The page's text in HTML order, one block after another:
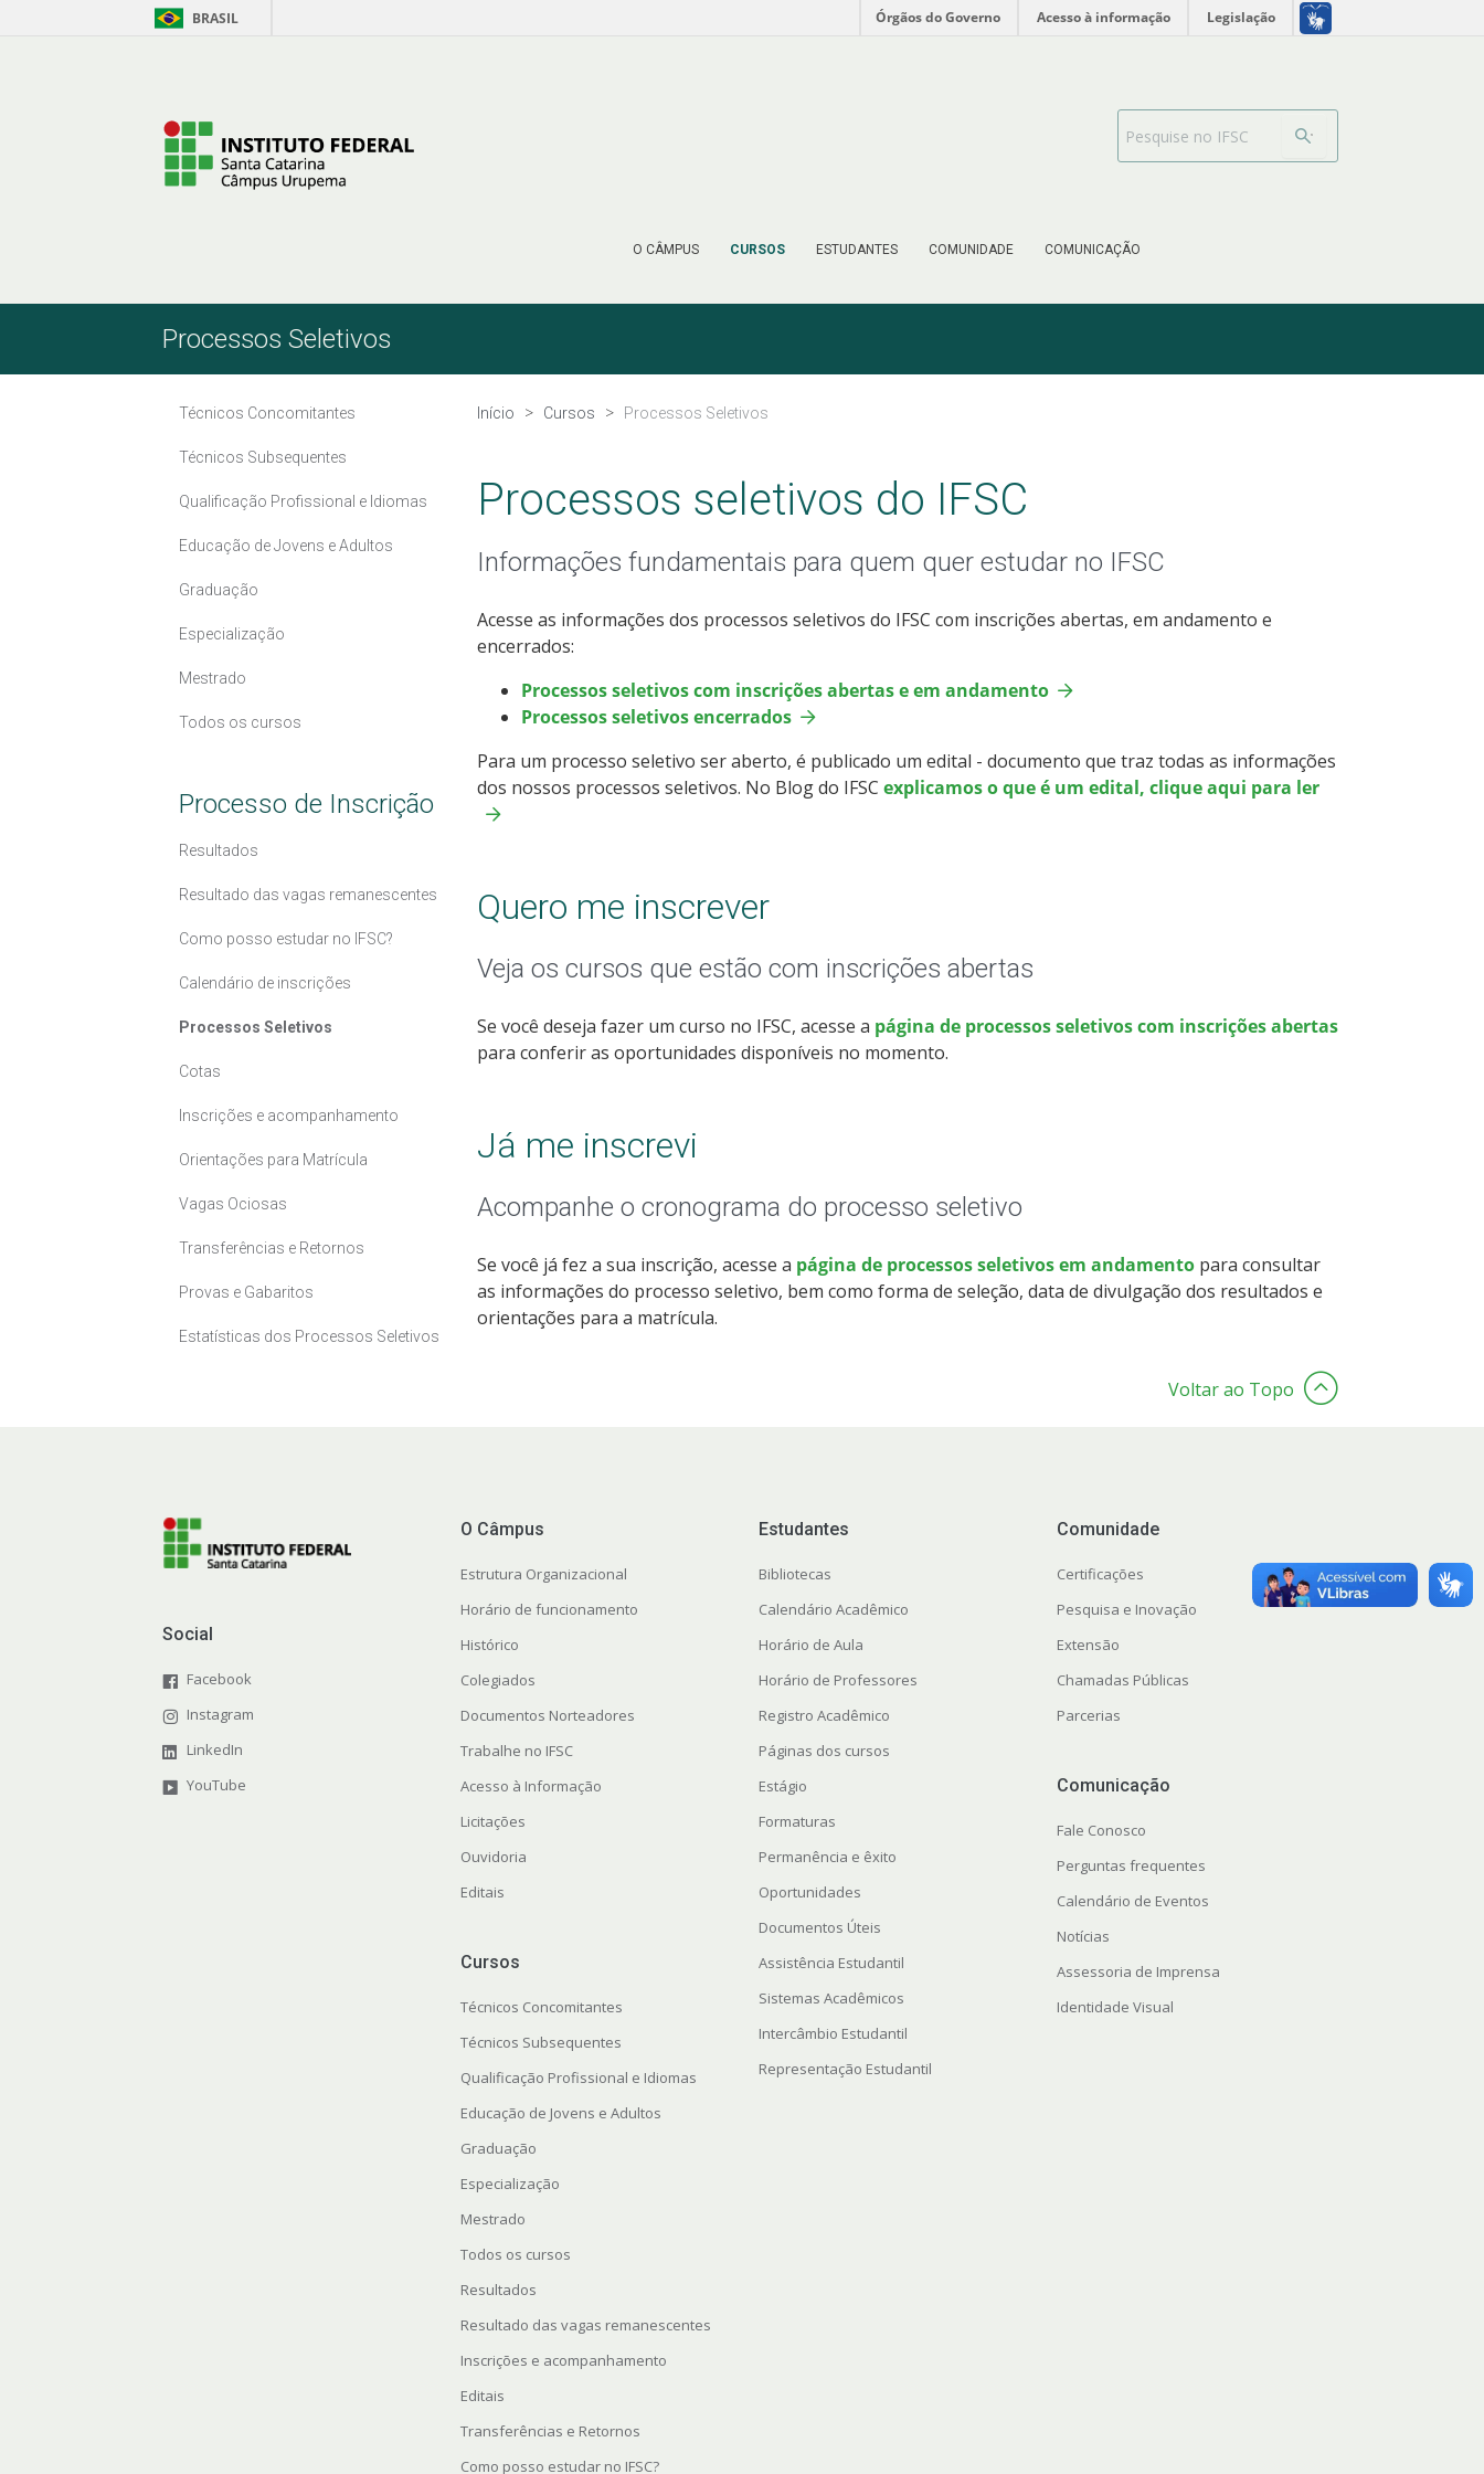
Pular para o Conteúdo BRASIL Órgãos do Governo Acesso à informação Legislação
O CÂMPUS CURSOS ESTUDANTES COMUNIDADE COMUNICAÇÃO
Barra de busca
Processos Seletivos
Técnicos Concomitantes
Técnicos Subsequentes
Qualificação Profissional e Idiomas
Educação de Jovens e Adultos
Graduação
Especialização
Mestrado
Todos os cursos
Processo de Inscrição
Resultados
Resultado das vagas remanescentes
Como posso estudar no IFSC?
Calendário de inscrições
Processos Seletivos
Cotas
Inscrições e acompanhamento
Orientações para Matrícula
Vagas Ociosas
Transferências e Retornos
Provas e Gabaritos
Estatísticas dos Processos Seletivos
Início Cursos Processos Seletivos
Processos seletivos do IFSC
Informações fundamentais para quem quer estudar no IFSC
Acesse as informações dos processos seletivos do IFSC com inscrições abertas, em andamento e
encerrados:
Processos seletivos com inscrições abertas e em andamento
Processos seletivos encerrados
Para um processo seletivo ser aberto, é publicado um edital - documento que traz todas as informações
dos nossos processos seletivos. No Blog do IFSC explicamos o que é um edital, clique aqui para ler
Quero me inscrever
Veja os cursos que estão com inscrições abertas
Se você deseja fazer um curso no IFSC, acesse a página de processos seletivos com inscrições abertas
para conferir as oportunidades disponíveis no momento.
Já me inscrevi
Acompanhe o cronograma do processo seletivo
Se você já fez a sua inscrição, acesse a página de processos seletivos em andamentopara consultar
as informações do processo seletivo, bem como forma de seleção, data de divulgação dos resultados e
orientações para a matrícula.
Voltar ao Topo
Social
Facebook
Instagram
LinkedIn
YouTube
O Câmpus
Estrutura Organizacional
Horário de funcionamento
Histórico
Colegiados
Documentos Norteadores
Trabalhe no IFSC
Acesso à Informação
Licitações
Ouvidoria
Editais
Cursos
Técnicos Concomitantes
Técnicos Subsequentes
Qualificação Profissional e Idiomas
Educação de Jovens e Adultos
Graduação
Especialização
Mestrado
Todos os cursos
Resultados
Resultado das vagas remanescentes
Inscrições e acompanhamento
Editais
Transferências e Retornos
Como posso estudar no IFSC?
Estudantes
Bibliotecas
Calendário Acadêmico
Horário de Aula
Horário de Professores
Registro Acadêmico
Páginas dos cursos
Estágio
Formaturas
Permanência e êxito
Oportunidades
Documentos Úteis
Assistência Estudantil
Sistemas Acadêmicos
Intercâmbio Estudantil
Representação Estudantil
Comunidade
Certificações
Pesquisa e Inovação
Extensão
Chamadas Públicas
Parcerias
Comunicação
Fale Conosco
Perguntas frequentes
Calendário de Eventos
Notícias
Assessoria de Imprensa
Identidade Visual